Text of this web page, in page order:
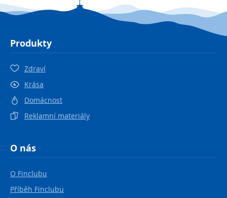
Produkty
Zdraví
Krása
Domácnost
Reklamní materiály
O nás
O Finclubu
Příběh Finclubu